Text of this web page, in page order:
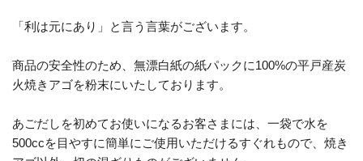
「利は元にあり」と言う言葉がございます。
商品の安全性のため、無漂白紙の紙パックに100%の平戸産炭
火焼きアゴを粉末にいたしております。
あごだしを初めてお使いになるお客さまには、一袋で水を
500ccを目やすに簡単にご使用いただけるすぐれもので、焼き